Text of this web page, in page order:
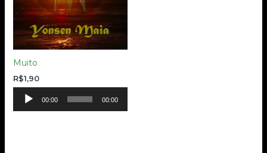
Muito
R$1,90
Tocador
00:00 00:00